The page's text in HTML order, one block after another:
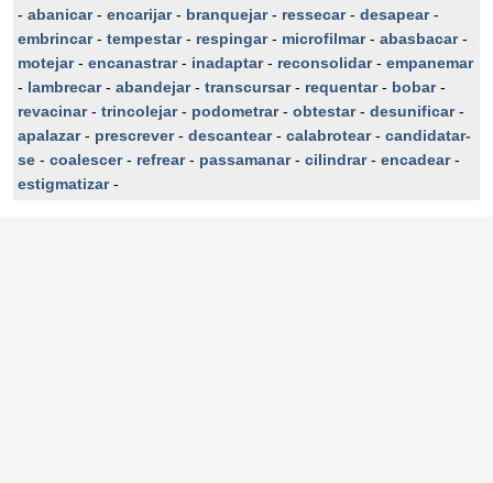
- abanicar- encarijar- branquejar- ressecar- desapear-
embrincar- tempestar- respingar- microfilmar- abasbacar-
motejar- encanastrar- inadaptar- reconsolidar- empanemar
- lambrecar- abandejar- transcursar- requentar- bobar-
revacinar- trincolejar- podometrar- obtestar- desunificar-
apalazar- prescrever- descantear- calabrotear- candidatar-
se - coalescer- refrear- passamanar- cilindrar- encadear-
estigmatizar-